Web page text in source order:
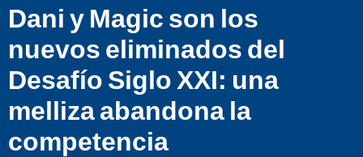
Dani y Magic son los
nuevos eliminados del
Desafío Siglo XXI: una
melliza abandona la
competencia